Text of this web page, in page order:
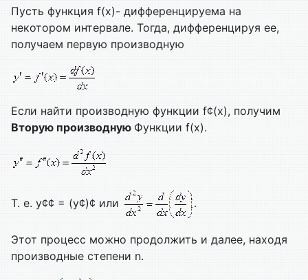
Пусть функция f(x)- дифференцируема на
некотором интервале. Тогда, дифференцируя ее,
получаем первую производную
Если найти производную функции f¢(x), получим
Вторую производную Функции f(x).
Т. е. y¢¢ = (y¢)¢ или .
Этот процесс можно продолжить и далее, находя
производные степени n.